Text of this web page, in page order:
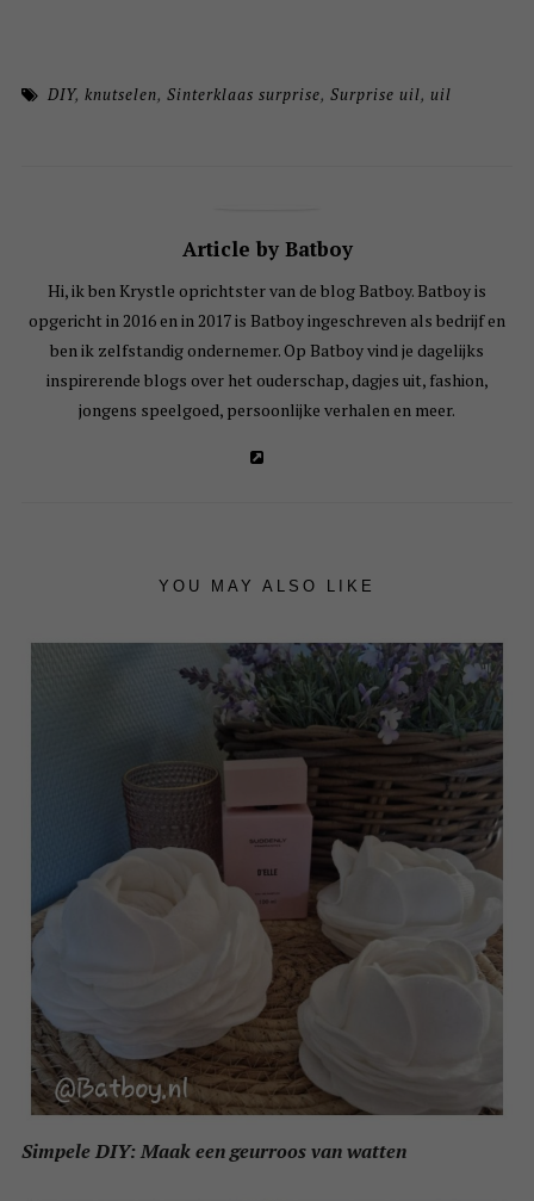
DIY,knutselen,Sinterklaas surprise,Surprise uil,uil
Article by Batboy
Hi, ik ben Krystle oprichtster van de blog Batboy. Batboy is
opgericht in 2016 en in 2017 is Batboy ingeschreven als bedrijf en
ben ik zelfstandig ondernemer. Op Batboy vind je dagelijks
inspirerende blogs over het ouderschap, dagjes uit, fashion,
jongens speelgoed, persoonlijke verhalen en meer.
YOU MAY ALSO LIKE
Simpele DIY: Maak een geurroos van watten